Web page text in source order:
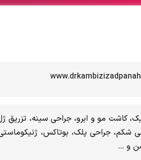
کاشت مو و ابرو، جراحی سینه، تزریق
شکم، جراحی پلک، بوتاکس،
و ...